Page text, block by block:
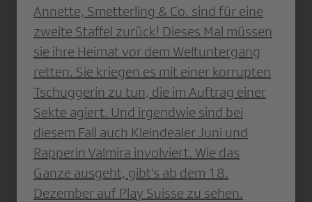
Annette, Smetterling & Co. sind für eine
zweite Staffel zurück! Dieses Mal müssen
sie ihre Heimat vor dem Weltuntergang
retten. Sie kriegen es mit einer korrupten
Tschuggerin zu tun, die im Auftrag einer
Sekte agiert. Und irgendwie sind bei
diesem Fall auch Kleindealer Juni und
Rapperin Valmira involviert. Wie das
Ganze ausgeht, gibt's ab dem 18.
Dezember auf Play Suisse zu sehen.